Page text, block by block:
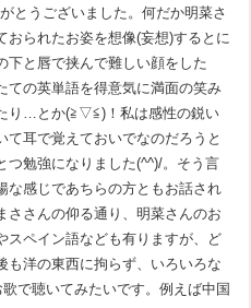
とうございました。何だか明菜さ
おられたお姿を想像(妄想)するとに
下と唇で挟んで難しい顔をした
ての英単語を得意気に満面の笑み
り…とか(≧▽≦)！私は感性の鋭い
耳で覚えておいでなのだろうと
つ勉強になりました(^^)/。そう言
な感じであちらの方ともお話され
ささんの仰る通り、明菜さんのお
スペイン語なども有りますが、ど
も洋の東西に拘らず、いろいろな
で聴いてみたいです。例えば中国